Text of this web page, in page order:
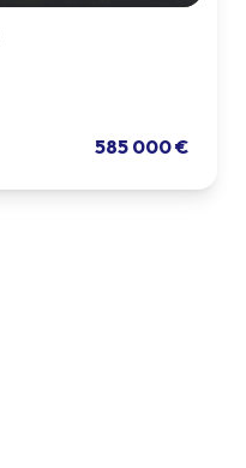
585 000 €